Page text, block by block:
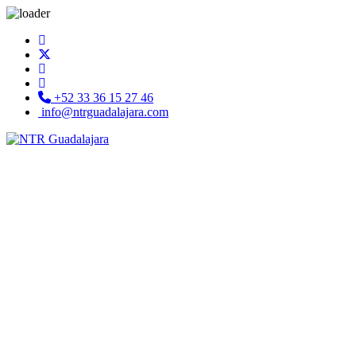
+52 33 36 15 27 46
info@ntrguadalajara.com